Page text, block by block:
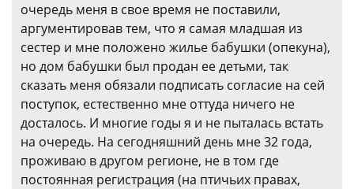
очередь меня в свое время не поставили,
аргументировав тем, что я самая младшая из
сестер и мне положено жилье бабушки (опекуна),
но дом бабушки был продан ее детьми, так
сказать меня обязали подписать согласие на сей
поступок, естественно мне оттуда ничего не
досталось. И многие годы я и не пыталась встать
на очередь. На сегодняшний день мне 32 года,
проживаю в другом регионе, не в том где
постоянная регистрация (на птичьих правах,